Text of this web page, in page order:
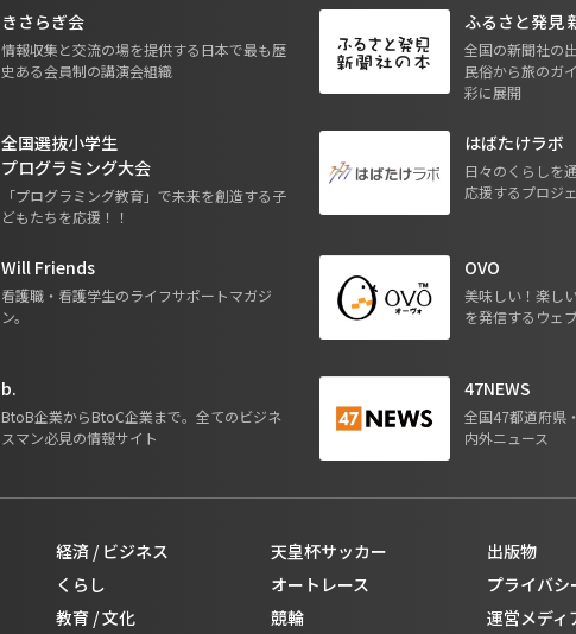
きさらぎ会
情報収集と交流の場を提供する日本で最も歴
史ある会員制の講演会組織
ふるさと発見
全国の新聞社の
民俗から旅のガ
彩に展開
全国選抜小学生
プログラミング大会
「プログラミング教育」で未来を創造する子
どもたちを応援！！
はばたけラボ
日々のくらしを
応援するプロジ
Will Friends
看護職・看護学生のライフサポートマガジ
ン。
OVO
美味しい！楽し
を発信するウェ
b.
BtoB企業からBtoC企業まで。全てのビジネ
スマン必見の情報サイト
47NEWS
全国47都道府県
内外ニュース
経済 / ビジネス
くらし
教育 / 文化
天皇杯サッカー
オートレース
競輪
出版物
プライバシ
運営メディ